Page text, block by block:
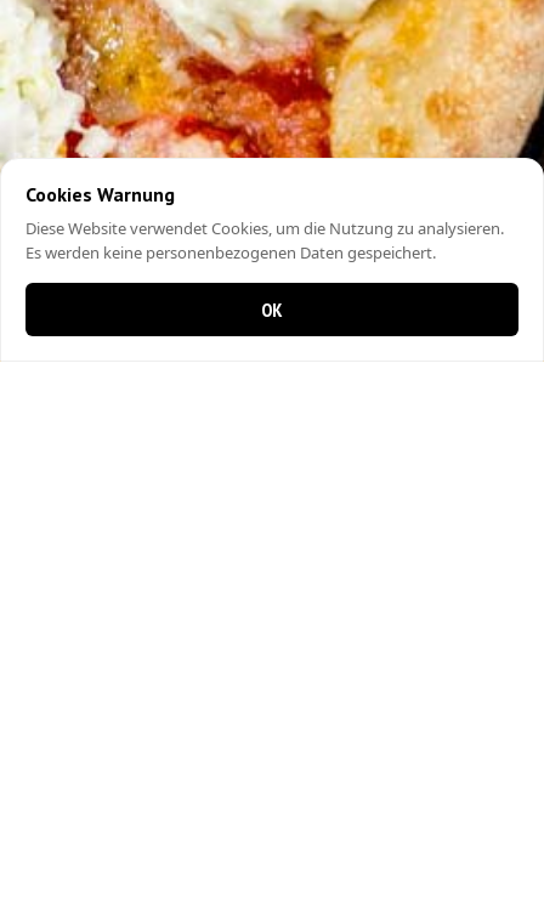
Cookies Warnung
Diese Website verwendet Cookies, um die Nutzung zu analysieren.
Es werden keine personenbezogenen Daten gespeichert.
OK